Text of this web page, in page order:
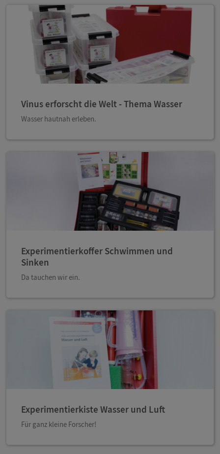
Vinus erforscht die Welt - Thema Wasser
Wasser hautnah erleben.
Experimentierkoffer Schwimmen und
Sinken
Da tauchen wir ein.
Experimentierkiste Wasser und Luft
Für ganz kleine Forscher!